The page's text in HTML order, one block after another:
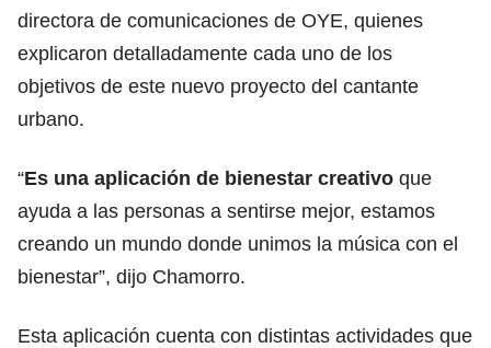
directora de comunicaciones de OYE, quienes
explicaron detalladamente cada uno de los
objetivos de este nuevo proyecto del cantante
urbano.
“Es una aplicación de bienestar creativo que
ayuda a las personas a sentirse mejor, estamos
creando un mundo donde unimos la música con el
bienestar”, dijo Chamorro.
Esta aplicación cuenta con distintas actividades que